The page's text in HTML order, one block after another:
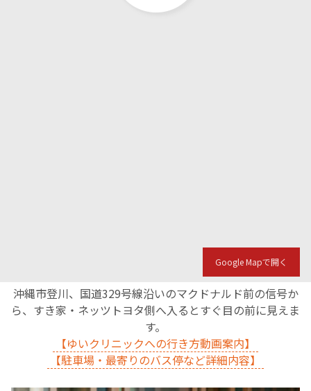
Google Mapで開く
沖縄市登川、国道329号線沿いのマクドナルド前の信号か
ら、すき家・ネッツトヨタ側へ入るとすぐ目の前に見えま
す。
【ゆいクリニックへの行き方動画案内】
【駐車場・最寄りのバス停など詳細内容】